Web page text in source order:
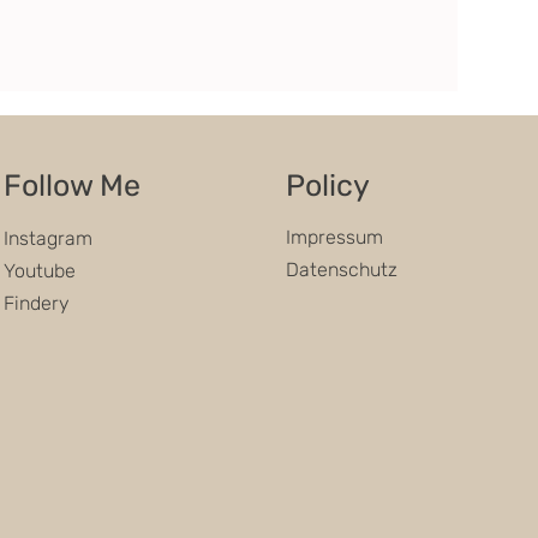
Follow Me
Instagram
Youtube
Findery
Policy
Impressum
Datenschutz